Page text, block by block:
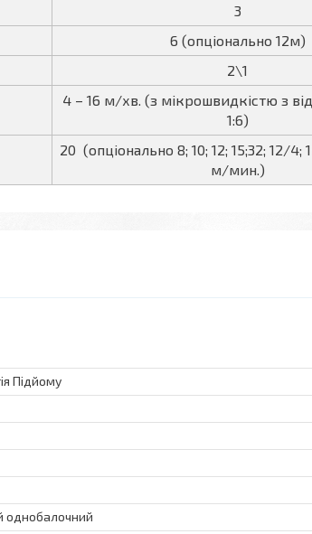
3
6 (опціонально 12м)
2\1
4 – 16 м/хв. (з мікрошвидкістю з
1:6)
20 (опціонально 8; 10; 12; 15;32; 12/
м/мин.)
Підйому
однобалочний